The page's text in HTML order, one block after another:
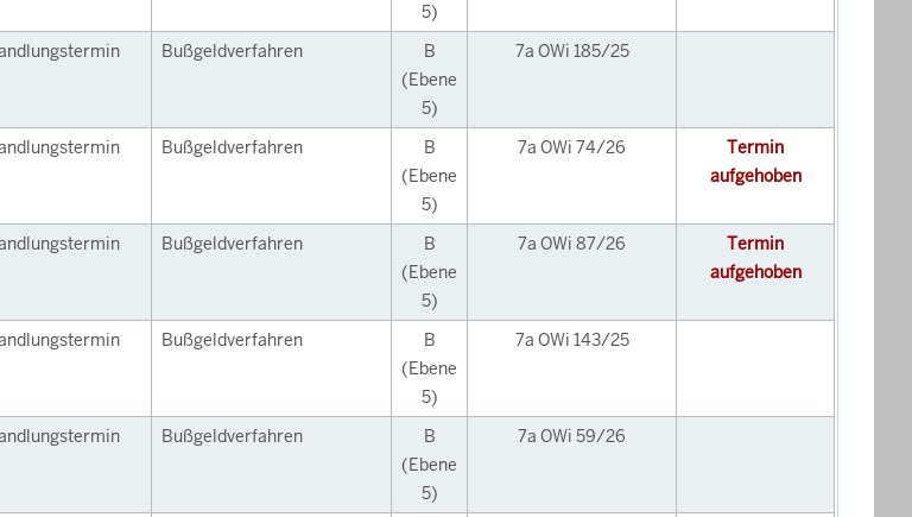
5)
Bußgeldverfahren
B
(Ebene
5)
7a OWi 185/25
Bußgeldverfahren
B
(Ebene
5)
7a OWi 74/26
Termin
aufgehoben
Bußgeldverfahren
B
(Ebene
5)
7a OWi 87/26
Termin
aufgehoben
Bußgeldverfahren
B
(Ebene
5)
7a OWi 143/25
Bußgeldverfahren
B
(Ebene
5)
7a OWi 59/26